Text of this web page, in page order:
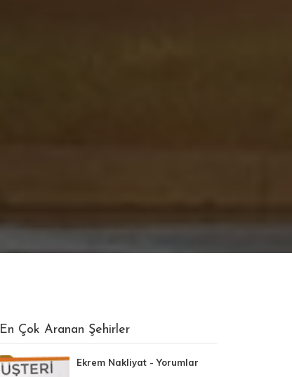
En Çok Aranan Şehirler
Ekrem Nakliyat - Yorumlar